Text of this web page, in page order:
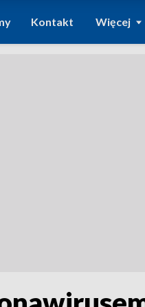
Kontakt Więcej